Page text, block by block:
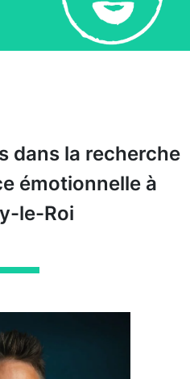
dans la recherche
émotionnelle à
le-Roi